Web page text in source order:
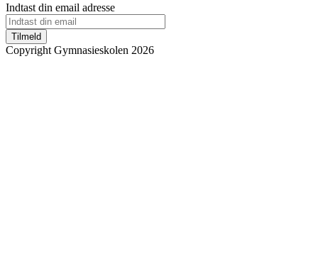
Indtast din email adresse
Tilmeld
Copyright Gymnasieskolen 2026